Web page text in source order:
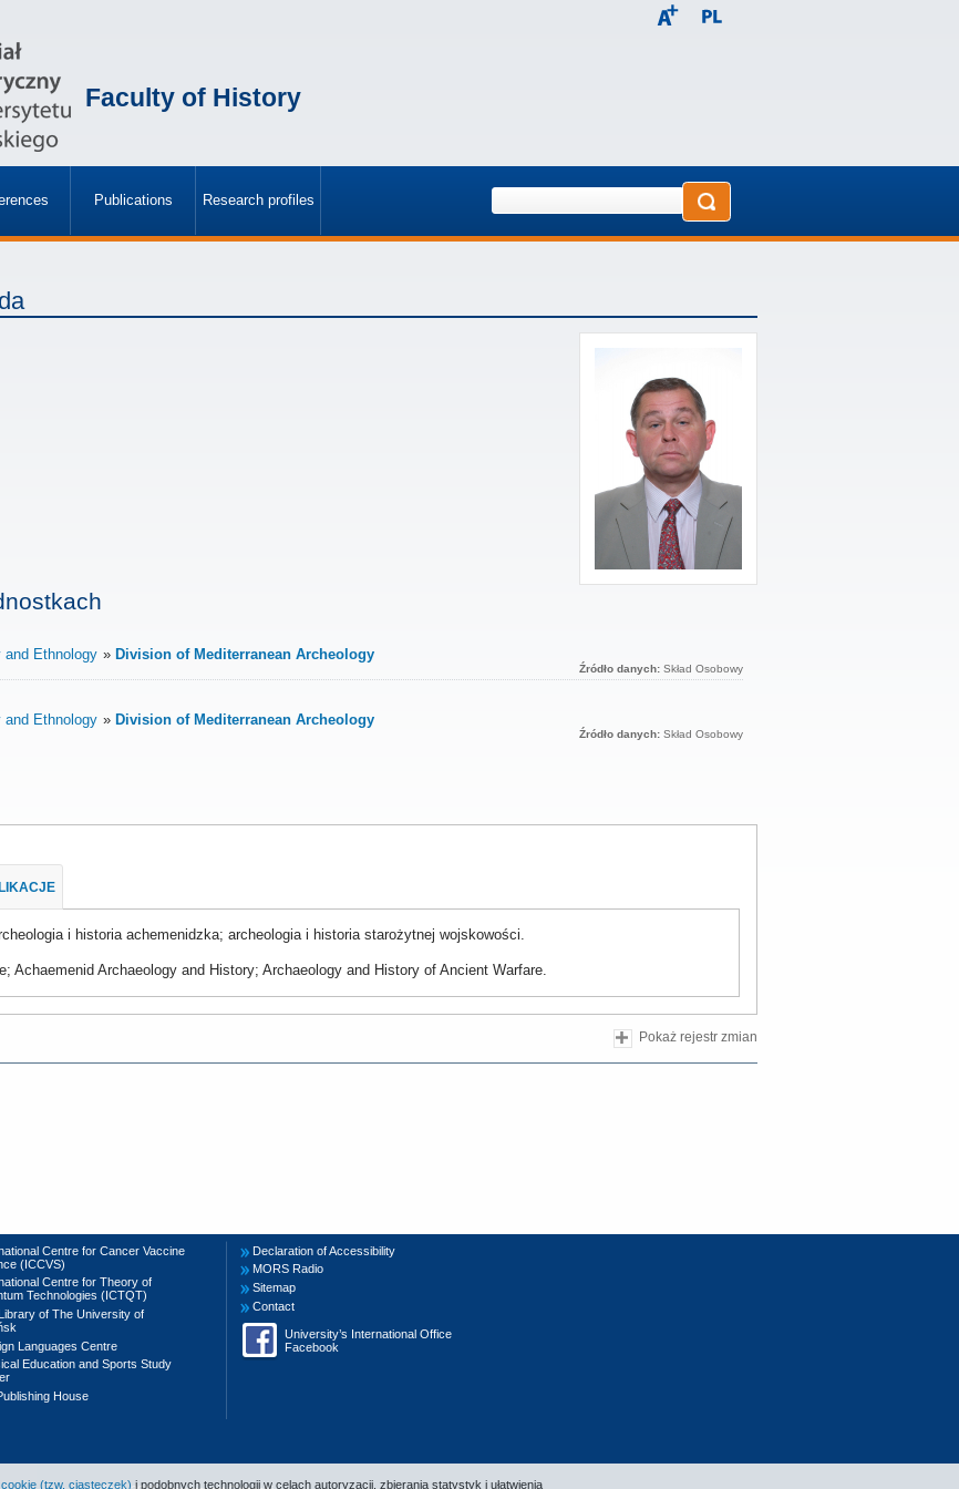
Faculty of History
»
Publications Research profiles
»
and Ethnology Division of Mediterranean Archeology
Źródło danych: Skład Osobowy
and Ethnology Division of Mediterranean Archeology
Źródło danych: Skład Osobowy
i historia achemenidzka; archeologia i historia starożytnej wojskowości.
Achaemenid Archaeology and History; Archaeology and History of Ancient Warfare.
Pokaż rejestr zmian
Centre for Cancer Vaccine
(ICCVS)
Centre for Theory of
Technologies (ICTQT)
of The University of
Languages Centre
Education and Sports Study
House
Declaration of Accessibility
MORS Radio
Sitemap
Contact
University’s International Office
Facebook
(tzw. ciasteczek) i podobnych technologii w celach autoryzacji, zbierania statystyk i ułatwienia